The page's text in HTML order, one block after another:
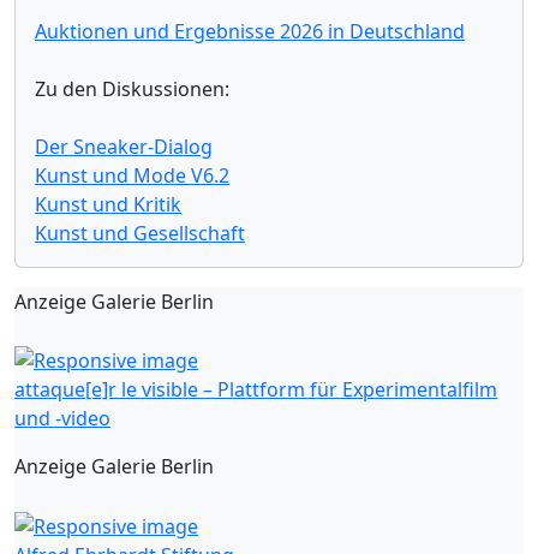
Auktionen und Ergebnisse 2026 in Deutschland
Zu den Diskussionen:
Der Sneaker-Dialog
Kunst und Mode V6.2
Kunst und Kritik
Kunst und Gesellschaft
Anzeige Galerie Berlin
attaque[e]r le visible – Plattform für Experimentalfilm
und -video
Anzeige Galerie Berlin